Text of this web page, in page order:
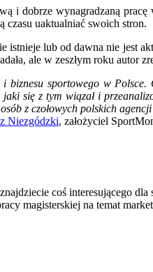
i dobrze wynagradzaną
uaktualniać swoich stron.
istnieje lub od dawna nie jest
ale w zeszłym roku autor
sportowego w
się z tym wiązał i
z czołowych polskich
Niezgódzki, założyciel
coś interesującego
magisterskiej na temat